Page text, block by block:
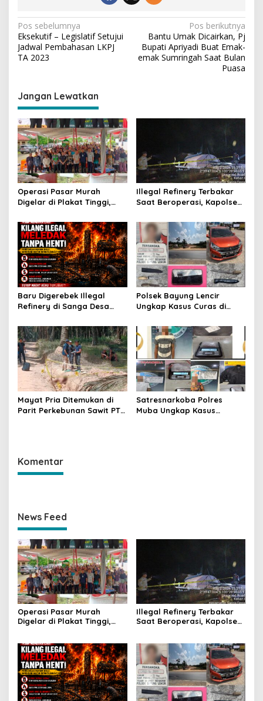
N
a
v
g
a
s
i
p
o
s
Pos sebelumnya
Eksekutif – Legislatif Setujui
Jadwal Pembahasan LKPJ
TA 2023
Pos berikutnya
Bantu Umak Dicairkan, Pj
Bupati Apriyadi Buat Emak-
emak Sumringah Saat Bulan
Puasa
Jangan Lewatkan
Operasi Pasar Murah
Digelar di Plakat Tinggi,
Subsidi untuk Ringankan
Beban Warga
Illegal Refinery Terbakar
Saat Beroperasi, Kapolsek
Penindakan dan
Pencegahan Terus
Dilakukan
Baru Digerebek Illegal
Refinery di Sanga Desa
Hukum Dipertanyakan
Polsek Bayung Lencir
Ungkap Kasus Curas di
Satu Pelaku Ditangkap Dua
Masih Diburu
Mayat Pria Ditemukan di
Parit Perkebunan Sawit PT
Satresnarkoba Polres
Muba Ungkap Kasus
Komentar
News Feed
Operasi Pasar Murah
Digelar di Plakat Tinggi,
Beban Warga
Illegal Refinery Terbakar
Saat Beroperasi, Kapolsek
Pencegahan Terus
Dilakukan